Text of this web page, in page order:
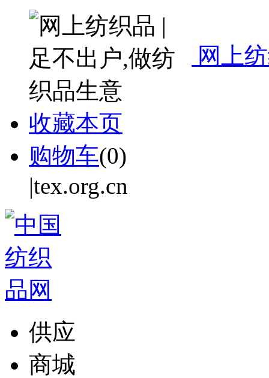
网上
收藏本页
购物车(0)
|tex.org.cn
供应
商城